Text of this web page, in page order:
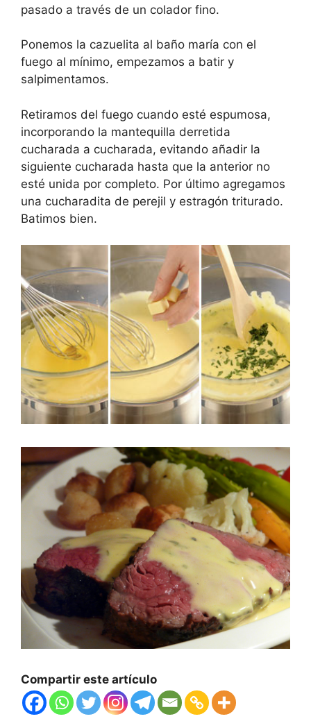
pasado a través de un colador fino.
Ponemos la cazuelita al baño maría con el
fuego al mínimo, empezamos a batir y
salpimentamos.
Retiramos del fuego cuando esté espumosa,
incorporando la mantequilla derretida
cucharada a cucharada, evitando añadir la
siguiente cucharada hasta que la anterior no
esté unida por completo. Por último agregamos
una cucharadita de perejil y estragón triturado.
Batimos bien.
Compartir este artículo